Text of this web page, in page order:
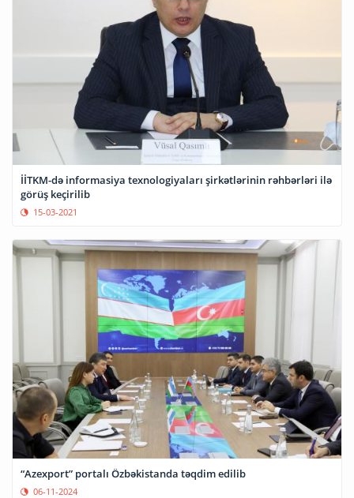
İİTKM-də informasiya texnologiyaları şirkətlərinin rəhbərləri ilə
görüş keçirilib
15-03-2021
“Azexport” portalı Özbəkistanda təqdim edilib
06-11-2024